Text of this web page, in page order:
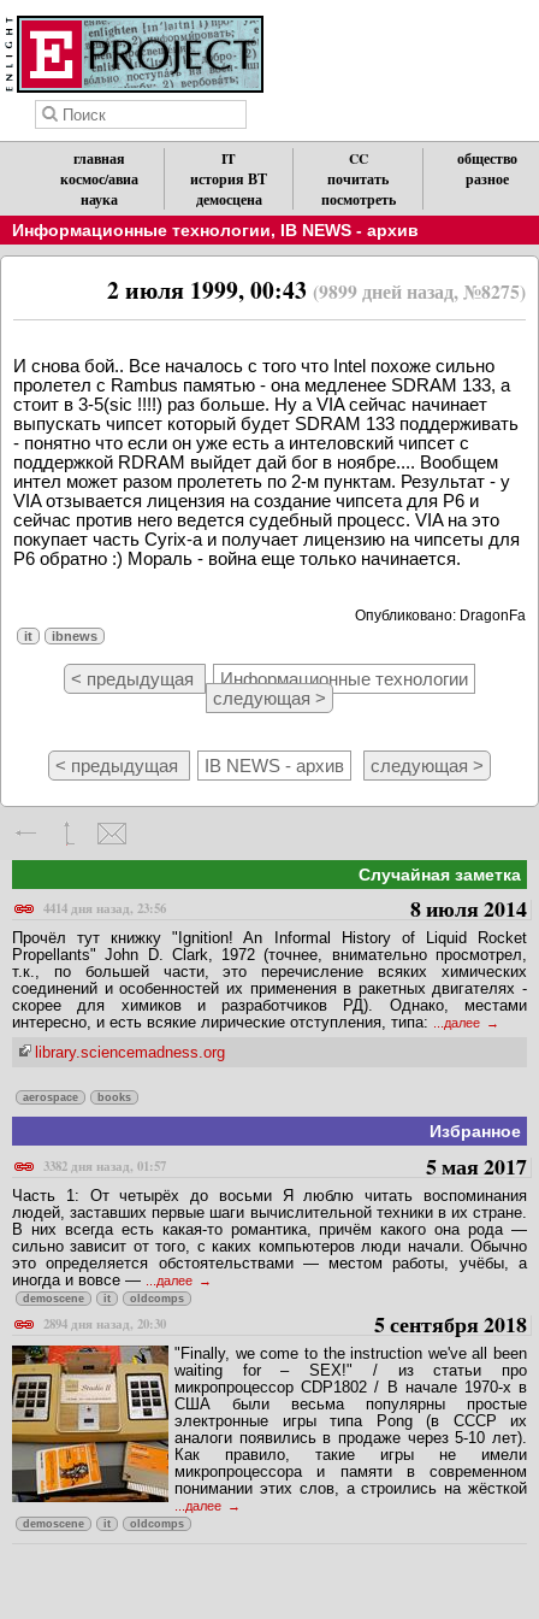
главная
космос/авиа
наука
IT
история ВТ
демосцена
CC
почитать
посмотреть
общество
разное
Информационные технологии, IB NEWS - архив
2 июля 1999, 00:43 (9899 дней назад, №8275)
И снова бой.. Все началось с того что Intel похоже сильно
пролетел с Rambus памятью - она медленее SDRAM 133, а
стоит в 3-5(sic !!!!) раз больше. Ну а VIA сейчас начинает
выпускать чипсет который будет SDRAM 133 поддерживать
- понятно что если он уже есть а интеловский чипсет с
поддержкой RDRAM выйдет дай бог в ноябре.... Вообщем
интел может разом пролететь по 2-м пунктам. Результат - у
VIA отзывается лицензия на создание чипсета для P6 и
сейчас против него ведется судебный процесс. VIA на это
покупает часть Cyrix-а и получает лицензию на чипсеты для
P6 обратно :) Мораль - война еще только начинается.
Опубликовано: DragonFa
it ibnews
< предыдущая
Информационные технологии
следующая >
< предыдущая IB NEWS - архив следующая >
Случайная заметка
4414 дня назад, 23:56
8 июля 2014
Прочёл тут книжку "Ignition! An Informal History of Liquid Rocket
Propellants" John D. Clark, 1972 (точнее, внимательно просмотрел,
т.к., по большей части, это перечисление всяких химических
соединений и особенностей их применения в ракетных двигателях -
скорее для химиков и разработчиков РД). Однако, местами
интересно, и есть всякие лирические отступления, типа:
...далее
library.sciencemadness.org
aerospace books
Избранное
3382 дня назад, 01:57
5 мая 2017
Часть 1: От четырёх до восьми Я люблю читать воспоминания
людей, заставших первые шаги вычислительной техники в их стране.
В них всегда есть какая-то романтика, причём какого она рода —
сильно зависит от того, с каких компьютеров люди начали. Обычно
это определяется обстоятельствами — местом работы, учёбы, а
иногда и вовсе —
...далее
demoscene it oldcomps
2894 дня назад, 20:30 5 сентября 2018
"Finally, we come to the instruction we've all been
waiting for – SEX!" / из статьи про
микропроцессор CDP1802 / В начале 1970-х в
США были весьма популярны простые
электронные игры типа Pong (в СССР их
аналоги появились в продаже через 5-10 лет).
Как правило, такие игры не имели
микропроцессора и памяти в современном
понимании этих слов, а строились на жёсткой
...далее
demoscene it oldcomps